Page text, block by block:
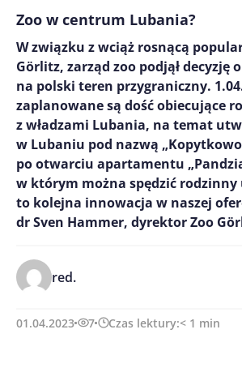
Zoo w centrum Lubania?
W związku z wciąż rosnącą
Görlitz, zarząd zoo podjął decyzję
na polski teren przygraniczny.
zaplanowane są dość obiecujące
z władzami Lubania, na temat
w Lubaniu pod nazwą
po otwarciu apartamentu
w którym można spędzić rodzinny
to kolejna innowacja w naszej
dr Sven Hammer, dyrektor Zoo
red.
01.04.2023 7 Czas lektury:< 1 min